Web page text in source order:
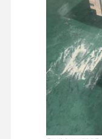
Silnik Mitsubishi
Silnik koparki
zestaw do
Pompa wtryskowa